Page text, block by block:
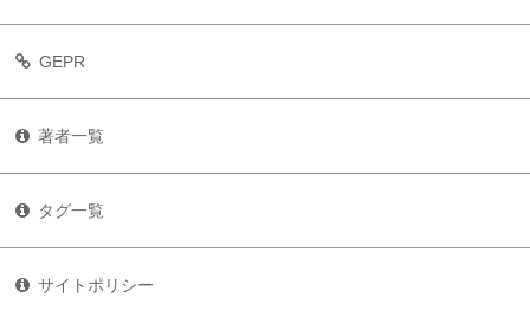
GEPR
著者一覧
タグ一覧
サイトポリシー